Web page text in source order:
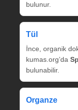
bulunur.
Tül
İnce, organik
kumas.org’da
bulunabilir.
Organze